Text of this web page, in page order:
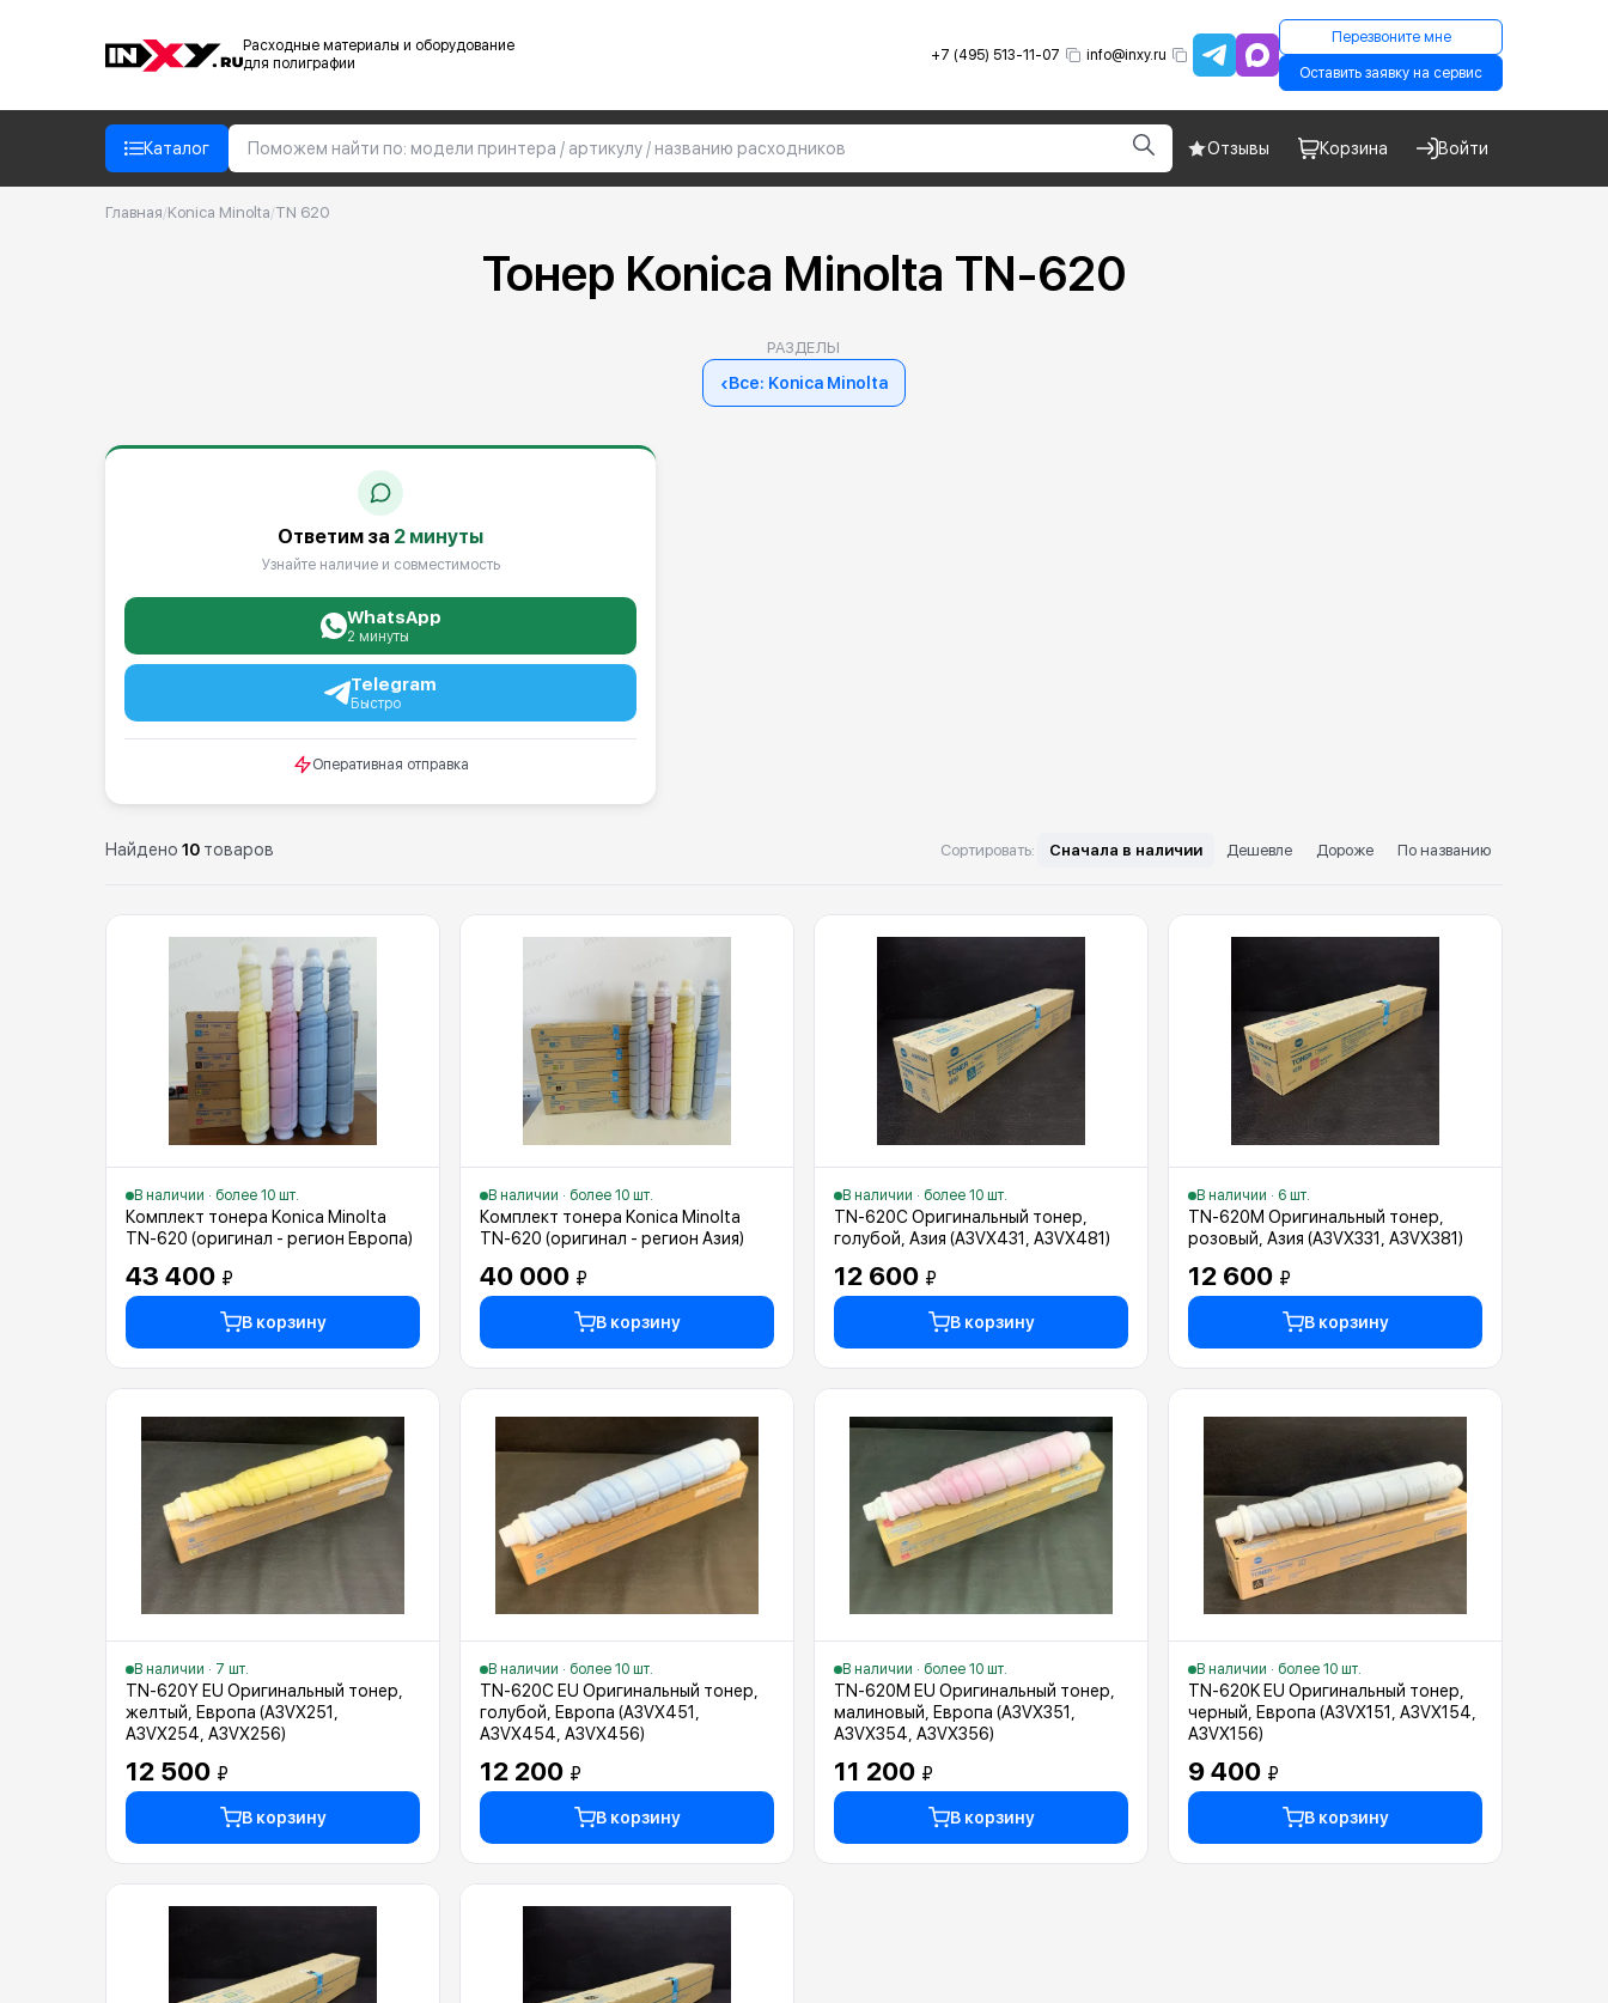
Расходные материалы и оборудование
для полиграфии
+7 (495) 513-11-07 info@inxy.ru
Перезвоните мне
Оставить заявку на сервис
Каталог Отзывы Корзина Войти
Главная/Konica Minolta/TN 620
Тонер Konica Minolta TN-620
РАЗДЕЛЫ
‹Все: Konica Minolta
Ответим за 2 минуты
Узнайте наличие и совместимость
WhatsApp
2 минуты
Telegram
Быстро
Оперативная отправка
Найдено 10 товаров Сортировать: Сначала в наличии Дешевле Дороже По названию
Каталог: TN 620
В наличии · более 10 шт.
Комплект тонера Konica Minolta
TN-620 (оригинал - регион Европа)
43 400 ₽
В корзину
В наличии · более 10 шт.
Комплект тонера Konica Minolta
TN-620 (оригинал - регион Азия)
40 000 ₽
В корзину
В наличии · более 10 шт.
TN-620C Оригинальный тонер,
голубой, Азия (A3VX431, A3VX481)
12 600 ₽
В корзину
В наличии · 6 шт.
TN-620M Оригинальный тонер,
розовый, Азия (A3VX331, A3VX381)
12 600 ₽
В корзину
В наличии · 7 шт.
TN-620Y EU Оригинальный тонер,
желтый, Европа (A3VX251,
A3VX254, A3VX256)
12 500 ₽
В корзину
В наличии · более 10 шт.
TN-620C EU Оригинальный тонер,
голубой, Европа (A3VX451,
A3VX454, A3VX456)
12 200 ₽
В корзину
В наличии · более 10 шт.
TN-620M EU Оригинальный тонер,
малиновый, Европа (A3VX351,
A3VX354, A3VX356)
11 200 ₽
В корзину
В наличии · более 10 шт.
TN-620K EU Оригинальный тонер,
черный, Европа (A3VX151, A3VX154,
A3VX156)
9 400 ₽
В корзину